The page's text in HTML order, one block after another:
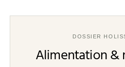
DOSSIER
Alimentation &